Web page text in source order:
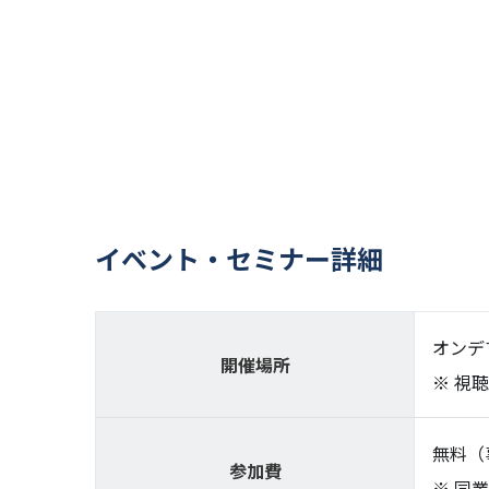
イベント・セミナー詳細
開催場所
オン
視
参加費
無料